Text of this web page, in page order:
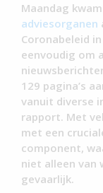
Maandag kwam
adviesorganen
Coronabeleid
eenvoudig om
129 pagina’s
vanuit diverse
rapport. Met
met een
component,
niet alleen van
gevaarlijk.